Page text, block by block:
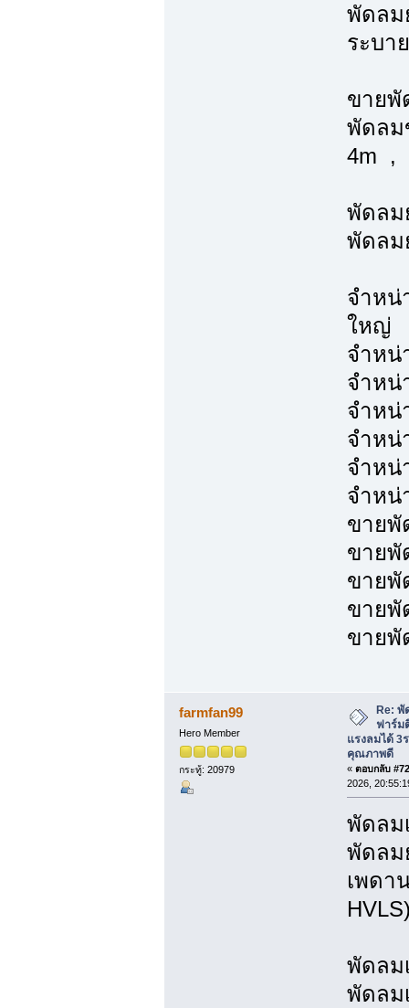
พัดลม
ระบา
ขายพั
พัดล
4m ,
พัดลม
พัดลม
จำหน่
ใหญ่
จำหน่
จำหน่
จำหน่
จำหน่
จำหน่
จำห
ขายพั
ขายพั
ขายพั
ขายพั
ขายพั
farmfan99
Hero Member
กระทู้: 20979
Re:
ฟาร์ม
แรงลมได้ 3
คุณภาพดี
« ตอบกลับ
2026,
พัดล
พัดลม
เพดา
พัดลม
พัดลม